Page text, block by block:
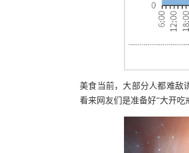
美食当前，大部分人都难敌
看来网友们是准备好“大开吃